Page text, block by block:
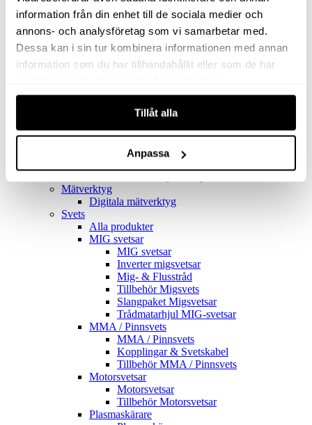
information från din enhet till de sociala medier och
annons- och analysföretag som vi samarbetar med.
Dessa kan i sin tur kombinera informationen med annan
information som du har tillhandahållit eller som de har
Tillåt alla
Anpassa
Golv- & Kombinationsmunstycke
Munstycke
Motor
Reservdelar dammsugare
Rör & handtag
Uppsamlingspåsar
Alla produkter
Mätverktyg
Digitala mätverktyg
Svets
Alla produkter
MIG svetsar
MIG svetsar
Inverter migsvetsar
Mig- & Flusstråd
Tillbehör Migsvets
Slangpaket Migsvetsar
Trådmatarhjul MIG-svetsar
MMA / Pinnsvets
MMA / Pinnsvets
Kopplingar & Svetskabel
Tillbehör MMA / Pinnsvets
Motorsvetsar
Motorsvetsar
Tillbehör Motorsvetsar
Plasmaskärare